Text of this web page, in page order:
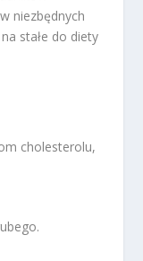
niezbędnych
stałe do diety
cholesterolu,